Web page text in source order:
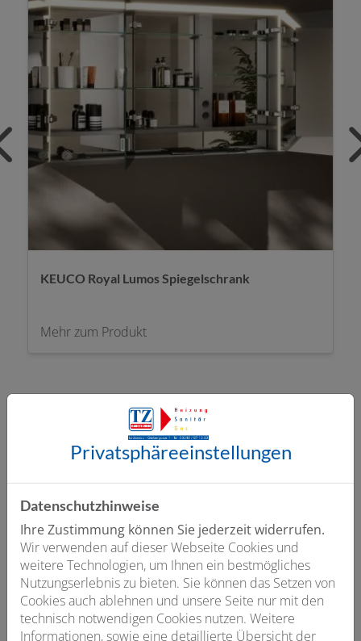
KEUCO Royal Lumos Spiegelschrank
Mehr zum Produkt
Entspannt Duschen
Begehbare Dusche mit barrierefreiem Einstieg,
Privatsphäre­einstellungen
Datenschutzhinweise
Ihre Zustimmung können Sie jederzeit widerrufen.
Wir verwenden auf dieser Webseite Cookies und
weitere Technologien, um Ihnen ein bestmögliches
Nutzungserlebnis zu bieten. Sie können das Setzen von
Cookies auch ablehnen und unsere Seite nur mit den
technisch notwendigen Cookies nutzen. Weitere
Informationen, sowie eine detaillierte Übersicht der